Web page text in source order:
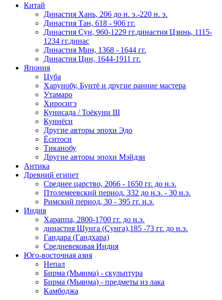
Китай
Династия Хань, 206 до н. э.-220 н. э.
Династия Тан, 618 - 906 гг.
Династия Сун, 960-1229 гг.династия Цзинь, 1115-
1234 гг.динас
Династия Мин, 1368 - 1644 гг.
Династия Цин, 1644-1911 гг.
Япония
Цуба
Харунобу, Бунтё и другие ранние мастера
Утамаро
Хиросигэ
Кунисада / Тоёкуни III
Куниёси
Другие авторы эпохи Эдо
Ёситоси
Тиканобу
Другие авторы эпохи Мэйдзи
Антика
Древний египет
Среднее царство, 2066 - 1650 гг. до н.э.
Птолемеевский период, 332 до н.э. - 30 н.э.
Римский период, 30 - 395 гг. н.э.
Индия
Хараппа, 2800-1700 гг. до н.э.
династия Шунга (Сунга),185 -73 гг. до н.э.
Гандара (Гандхара)
Средневековая Индия
Юго-восточная азия
Непал
Бирма (Мьянма) - скульптура
Бирма (Мьянма) - предметы из лака
Камбоджа